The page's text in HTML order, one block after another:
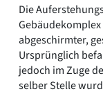
Die
abgeschirmter,
Ursprünglich
jedoch im Zuge
selber Stelle